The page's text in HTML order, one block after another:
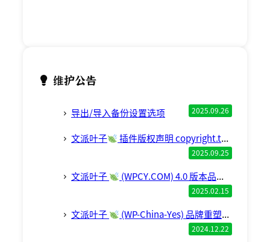
维护公告
导出/导入备份设置选项 2025.09.26
文派叶子 插件版权声明 copyright.txt 已更新
2025.09.25
文派叶子 (WPCY.COM) 4.0 版本品牌白标新功能预览
2025.02.15
文派叶子 (WP-China-Yes) 品牌重塑完成，现已启用新域名 WPCY.com
2024.12.22